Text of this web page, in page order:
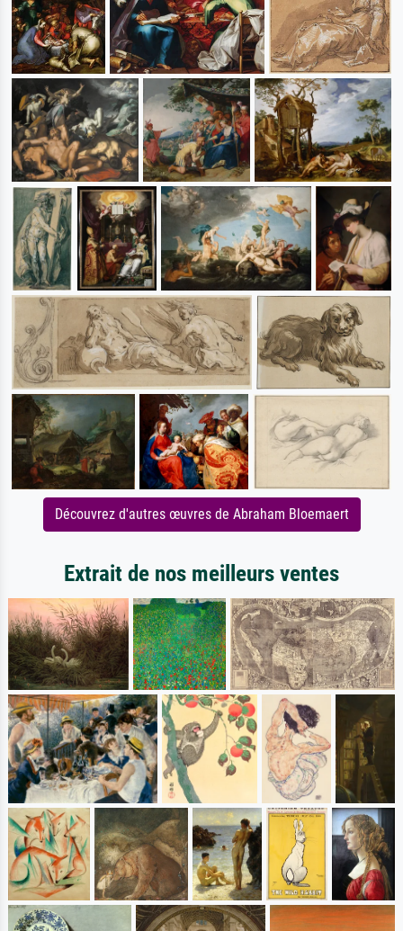
Découvrez d'autres œuvres de Abraham Bloemaert
Extrait de nos meilleurs ventes